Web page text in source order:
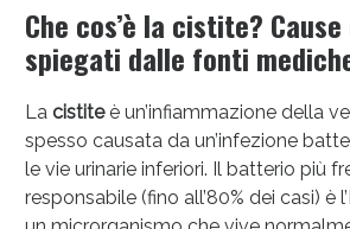
Che cos’è la cistite?
spiegati dalle fonti
La cistiteè un’infiammazione della
spesso causata da un’infezione
le vie urinarie inferiori. Il batterio più
responsabile (fino all’80% dei casi) è
Sconto fino al 55%